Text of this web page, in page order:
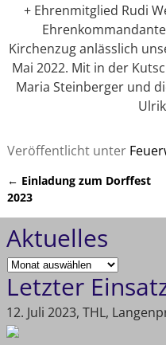
+ Ehrenmitglied Rudi
Kirchenzug anlässlich
Mai 2022. Mit in der
Maria Steinberger und
Veröffentlicht unter
Artikelnavigation
← Einladung zum Dorffest
2023
Aktuelles
Letzter
12. Juli 2023, THL,